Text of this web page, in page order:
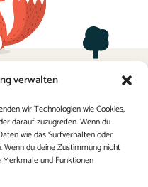
verwalten
wir Technologien wie Cookies,
darauf zuzugreifen. Wenn du
wie das Surfverhalten oder
Wenn du deine Zustimmung nicht
und Funktionen
Termine
Sponsoring
Elternverein